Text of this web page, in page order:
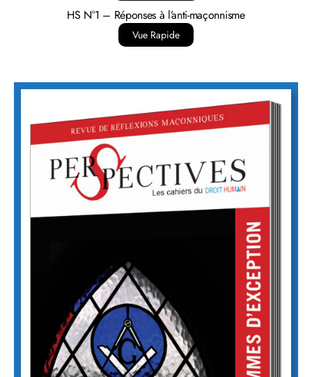
HS N°1 – Réponses à l’anti-maçonnisme
Vue Rapide